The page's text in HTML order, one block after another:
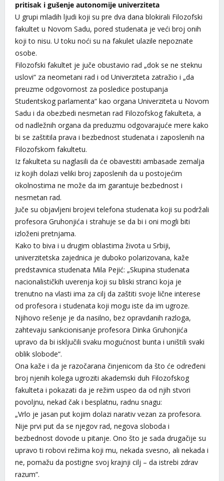
pritisak i gušenje autonomije univerziteta
U grupi mladih ljudi koji su pre dva dana blokirali Filozofski
fakultet u Novom Sadu, pored studenata je veći broj onih
koji to nisu. U toku noći su na fakulet ulazile nepoznate
osobe.
Filozofski fakultet je juče obustavio rad „dok se ne steknu
uslovi“ za neometani rad i od Univerziteta zatražio i „da
preuzme odgovornost za posledice postupanja
Studentskog parlamenta“ kao organa Univerziteta u Novom
Sadu i da obezbedi nesmetan rad Filozofskog fakulteta, a
od nadležnih organa da preduzmu odgovarajuće mere kako
bi se zaštitila prava i bezbednost studenata i zaposlenih na
Filozofskom fakultetu.
Iz fakulteta su naglasili da će obavestiti ambasade zemalja
iz kojih dolazi veliki broj zaposlenih da u postojećim
okolnostima ne može da im garantuje bezbednost i
nesmetan rad.
Juče su objavljeni brojevi telefona studenata koji su podržali
profesora Gruhonjića i strahuje se da bi i oni mogli biti
izloženi pretnjama.
Kako to biva i u drugim oblastima života u Srbiji,
univerzitetska zajednica je duboko polarizovana, kaže
predstavnica studenata Mila Pejić: „Skupina studenata
nacionalističkih uverenja koji su bliski stranci koja je
trenutno na vlasti ima za cilj da zaštiti svoje lične interese
od profesora i studenata koji mogu iste da im ugroze.
Njihovo rešenje je da nasilno, bez opravdanih razloga,
zahtevaju sankcionisanje profesora Dinka Gruhonjića
upravo da bi isključili svaku mogućnost bunta i uništili svaki
oblik slobode“.
Ona kaže i da je razočarana činjenicom da što će određeni
broj njenih kolega ugroziti akademski duh Filozofskog
fakulteta i pokazati da je režim uspeo da od njih stvori
povoljnu, nekad čak i besplatnu, radnu snagu:
„Vrlo je jasan put kojim dolazi narativ vezan za profesora.
Nije prvi put da se njegov rad, negova sloboda i
bezbednost dovode u pitanje. Ono što je sada drugačije su
upravo ti robovi režima koji mu, nekada svesno, ali nekada i
ne, pomažu da postigne svoj krajnji cilj – da istrebi zdrav
razum“.